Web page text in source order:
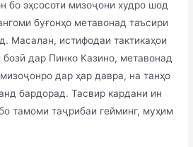
бо эҳсосоти мизоҷони худро шод
буғонҳо метавонад таъсири
Масалан, истифодаи тактикаҳои
бозӣ дар Пинко Казино, метавонад
дар ҳар давра, на танҳо
бардорад. Тасвир кардани ин
тамоми таҷрибаи гейминг, муҳим